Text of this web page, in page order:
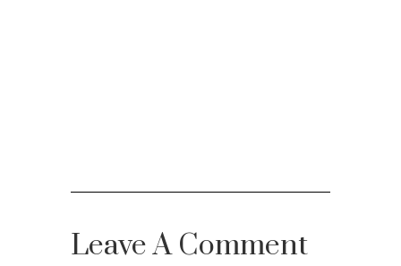
Leave A Comment